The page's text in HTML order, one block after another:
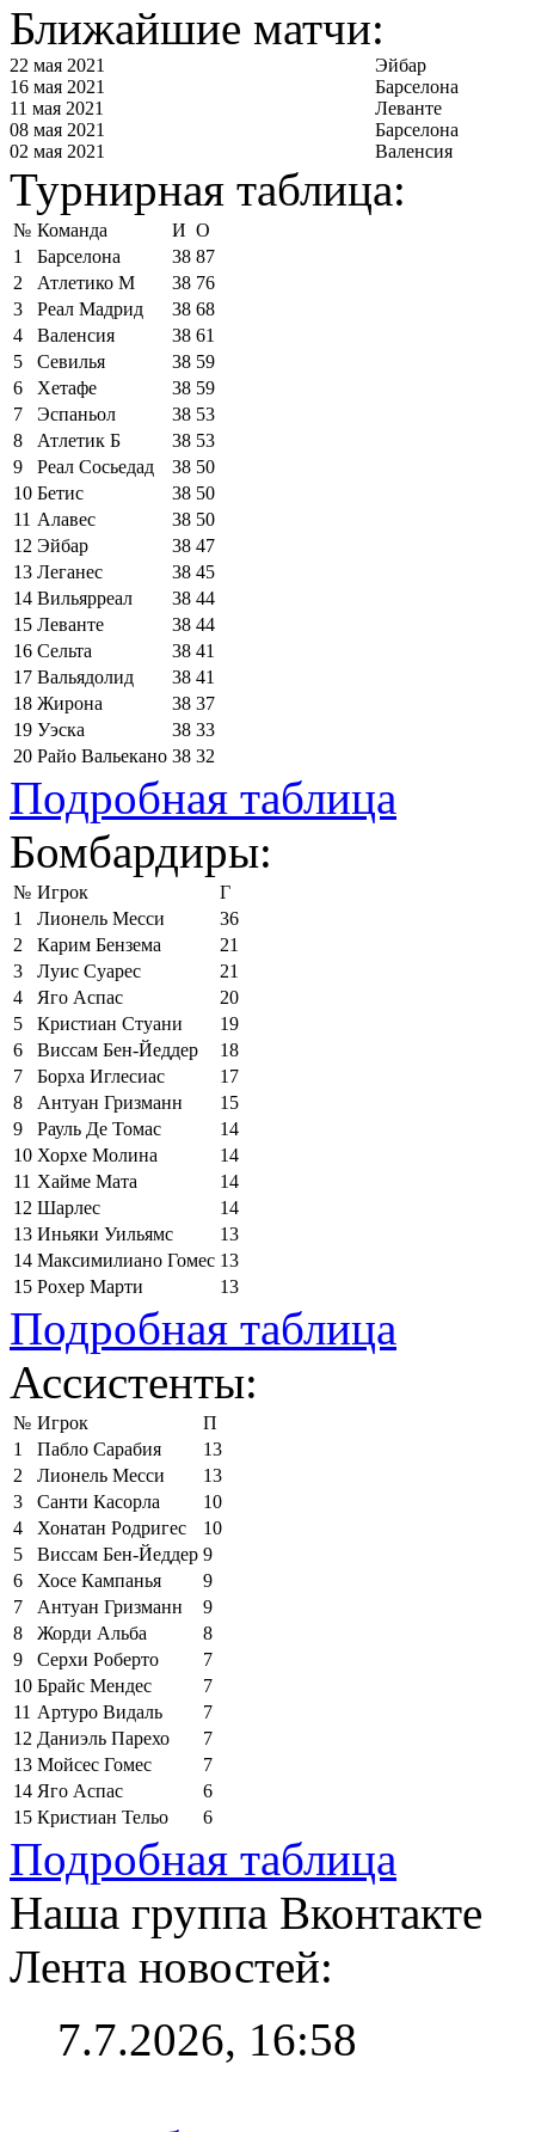
Ближайшие матчи:
22 мая 2021
Эйбар
16 мая 2021
Барселона
11 мая 2021
Леванте
08 мая 2021
Барселона
02 мая 2021
Валенсия
Турнирная таблица:
№ Команда И О
1
Барселона 38 87
2
Атлетико М 38 76
3
Реал Мадрид 38 68
4
Валенсия 38 61
5
Севилья 38 59
6
Хетафе 38 59
7
Эспаньол 38 53
8
Атлетик Б 38 53
9
Реал Сосьедад 38 50
10 Бетис 38 50
11 Алавес 38 50
12 Эйбар 38 47
13 Леганес 38 45
14 Вильярреал 38 44
15 Леванте 38 44
16 Сельта 38 41
17 Вальядолид 38 41
18 Жирона 38 37
19 Уэска 38 33
20 Райо Вальекано 38 32
Подробная таблица
Бомбардиры:
№ Игрок
Г
1
Лионель Месси
36
2
Карим Бензема
21
3
Луис Суарес
21
4
Яго Аспас
20
5
Кристиан Стуани
19
6
Виссам Бен-Йеддер
18
7
Борха Иглесиас
17
8
Антуан Гризманн
15
9
Рауль Де Томас
14
10 Хорхе Молина
14
11 Хайме Мата
14
12 Шарлес
14
13 Иньяки Уильямс
13
14 Максимилиано Гомес 13
15 Рохер Марти 13
Подробная таблица
Ассистенты:
№ Игрок
П
1
Пабло Сарабия
13
2
Лионель Месси
13
3
Санти Касорла
10
4
Хонатан Родригес
10
5
Виссам Бен-Йеддер 9
6
Хосе Кампанья
9
7
Антуан Гризманн
9
8
Жорди Альба
8
9
Серхи Роберто
7
10 Брайс Мендес
7
11 Артуро Видаль
7
12 Даниэль Парехо
7
13 Мойсес Гомес
7
14 Яго Аспас
6
15 Кристиан Тельо 6
Подробная таблица
Наша группа Вконтакте
Лента новостей:
7.7.2026, 16:58